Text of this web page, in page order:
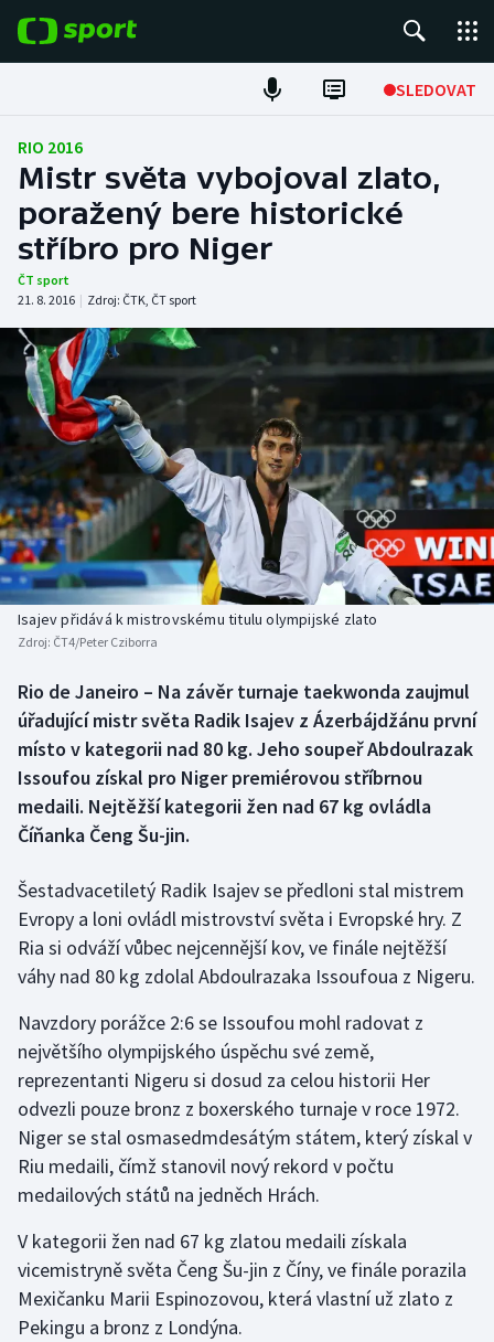
SLEDOVAT
Fotbal
Hokej
Tenis
Atletika
Cyklistika
DALŠÍ SPORTY
Americký fotbal
Baseball a softbal
Basketbal
Biatlon
Box
Curling
Dostihy
Florbal
Futsal
Golf
Gymnastika
Házená
Jezdectví
Judo
Krasobruslení
Lezení
NEPŘEHLÉDNĚTE
Soutěže
Historické návraty
Aplikace ČT sport
RIO 2016
Mistr světa vybojoval zlato,
poražený bere historické
stříbro pro Niger
ČT sport
21. 8. 2016 | Zdroj: ČTK, ČT sport
Isajev přidává k mistrovskému titulu olympijské zlato
Zdroj: ČT4/Peter Cziborra
Rio de Janeiro – Na závěr turnaje taekwonda zaujmul
úřadující mistr světa Radik Isajev z Ázerbájdžánu první
místo v kategorii nad 80 kg. Jeho soupeř Abdoulrazak
Issoufou získal pro Niger premiérovou stříbrnou
medaili. Nejtěžší kategorii žen nad 67 kg ovládla
Číňanka Čeng Šu-jin.
Šestadvacetiletý Radik Isajev se předloni stal mistrem
Evropy a loni ovládl mistrovství světa i Evropské hry. Z
Ria si odváží vůbec nejcennější kov, ve finále nejtěžší
váhy nad 80 kg zdolal Abdoulrazaka Issoufoua z Nigeru.
Navzdory porážce 2:6 se Issoufou mohl radovat z
největšího olympijského úspěchu své země,
reprezentanti Nigeru si dosud za celou historii Her
odvezli pouze bronz z boxerského turnaje v roce 1972.
Niger se stal osmasedmdesátým státem, který získal v
Riu medaili, čímž stanovil nový rekord v počtu
medailových států na jedněch Hrách.
V kategorii žen nad 67 kg zlatou medaili získala
vicemistryně světa Čeng Šu-jin z Číny, ve finále porazila
Mexičanku Marii Espinozovou, která vlastní už zlato z
Pekingu a bronz z Londýna.